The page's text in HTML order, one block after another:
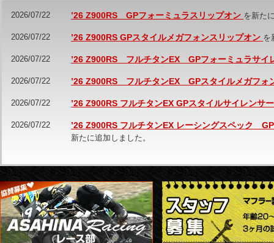
2026/07/22 ’26 Z900RS GPフォーミュラスリップオン を新た
2026/07/22 ’26 Z900RS GPスタイルメガフォンスリップオン を
2026/07/22 ’26 Z900RS フルチタンEX GPフォーミュラサイ
2026/07/22 ’26 Z900RS フルチタンEX GPスタイルメガフォ
2026/07/22 ’26 Z900RS フルチタンEX GPスタイルサイレンサ
2026/07/22 ’26 Z900RS フルチタンEX レーシングスペック
新たに追加しました。